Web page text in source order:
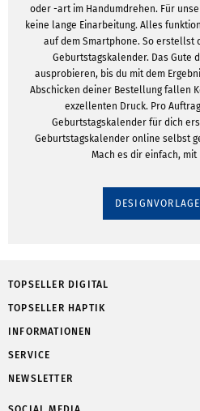
oder -art im Handumdrehen. Für
keine lange Einarbeitung. Alles
auf dem Smartphone. So erstellst
Geburtstagskalender. Das Gute
ausprobieren, bis du mit dem
Abschicken deiner Bestellung fallen
exzellenten Druck. Pro
Geburtstagskalender für dich
Geburtstagskalender online selbst
Mach es dir einfach,
TOPSELLER DIGITAL
TOPSELLER HAPTIK
INFORMATIONEN
SERVICE
NEWSLETTER